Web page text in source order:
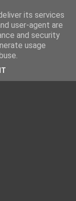
tre-enighed
its services
user-agent are
and security
usage